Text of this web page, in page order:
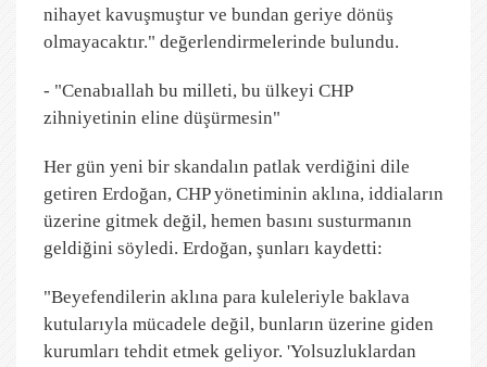
nihayet kavuşmuştur ve bundan geriye dönüş
olmayacaktır." değerlendirmelerinde bulundu.
- "Cenabıallah bu milleti, bu ülkeyi CHP
zihniyetinin eline düşürmesin"
Her gün yeni bir skandalın patlak verdiğini dile
getiren Erdoğan, CHP yönetiminin aklına, iddiaların
üzerine gitmek değil, hemen basını susturmanın
geldiğini söyledi. Erdoğan, şunları kaydetti:
"Beyefendilerin aklına para kuleleriyle baklava
kutularıyla mücadele değil, bunların üzerine giden
kurumları tehdit etmek geliyor. 'Yolsuzluklardan